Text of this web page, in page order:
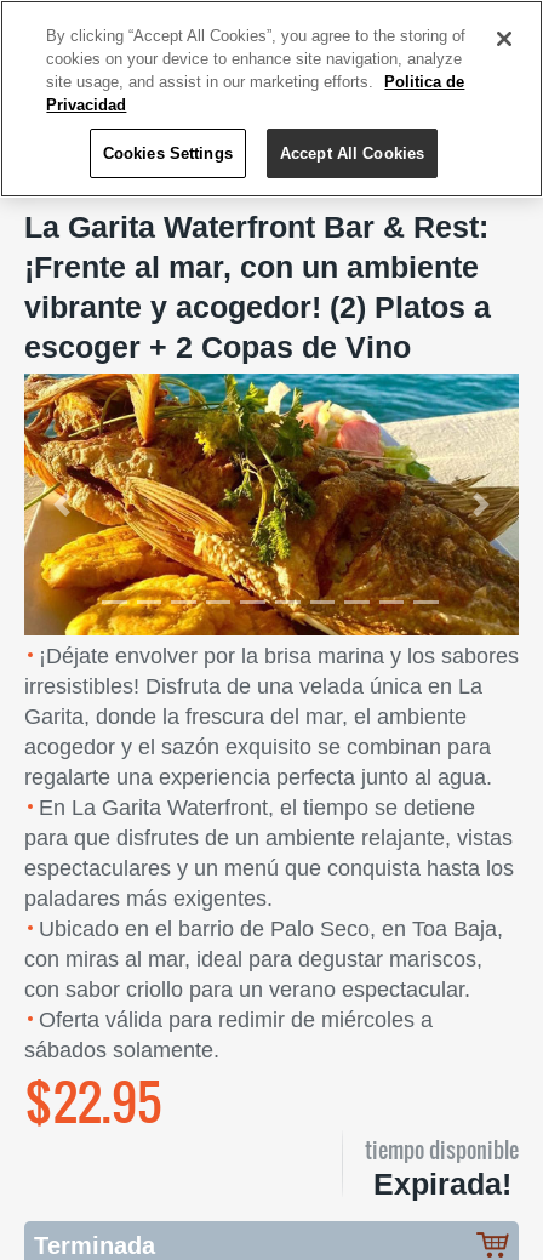
La Garita Waterfront Bar & Rest, Toa Baja
La Garita Waterfront Bar & Rest:
¡Frente al mar, con un ambiente
vibrante y acogedor! (2) Platos a
escoger + 2 Copas de Vino
Previous Next
¡Déjate envolver por la brisa marina y los sabores
irresistibles! Disfruta de una velada única en La
Garita, donde la frescura del mar, el ambiente
acogedor y el sazón exquisito se combinan para
regalarte una experiencia perfecta junto al agua.
En La Garita Waterfront, el tiempo se detiene
para que disfrutes de un ambiente relajante, vistas
espectaculares y un menú que conquista hasta los
paladares más exigentes.
Ubicado en el barrio de Palo Seco, en Toa Baja,
con miras al mar, ideal para degustar mariscos,
con sabor criollo para un verano espectacular.
Oferta válida para redimir de miércoles a
sábados solamente.
$22.95
tiempo disponible
Expirada!
Terminada
By clicking “Accept All Cookies”, you agree to the storing of
cookies on your device to enhance site navigation, analyze
site usage, and assist in our marketing efforts.
Politica de
Privacidad
Cookies Settings Accept All Cookies